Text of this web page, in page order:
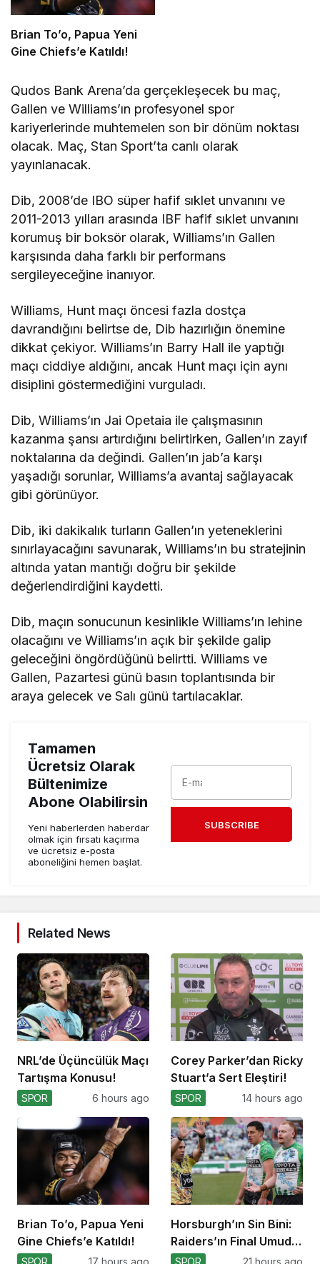
Brian To’o, Papua Yeni
Gine Chiefs’e Katıldı!
Qudos Bank Arena’da gerçekleşecek bu maç,
Gallen ve Williams’ın profesyonel spor
kariyerlerinde muhtemelen son bir dönüm noktası
olacak. Maç, Stan Sport’ta canlı olarak
yayınlanacak.
Dib, 2008’de IBO süper hafif sıklet unvanını ve
2011-2013 yılları arasında IBF hafif sıklet unvanını
korumuş bir boksör olarak, Williams’ın Gallen
karşısında daha farklı bir performans
sergileyeceğine inanıyor.
Williams, Hunt maçı öncesi fazla dostça
davrandığını belirtse de, Dib hazırlığın önemine
dikkat çekiyor. Williams’ın Barry Hall ile yaptığı
maçı ciddiye aldığını, ancak Hunt maçı için aynı
disiplini göstermediğini vurguladı.
Dib, Williams’ın Jai Opetaia ile çalışmasının
kazanma şansı artırdığını belirtirken, Gallen’ın zayıf
noktalarına da değindi. Gallen’ın jab’a karşı
yaşadığı sorunlar, Williams’a avantaj sağlayacak
gibi görünüyor.
Dib, iki dakikalık turların Gallen’ın yeteneklerini
sınırlayacağını savunarak, Williams’ın bu stratejinin
altında yatan mantığı doğru bir şekilde
değerlendirdiğini kaydetti.
Dib, maçın sonucunun kesinlikle Williams’ın lehine
olacağını ve Williams’ın açık bir şekilde galip
geleceğini öngördüğünü belirtti. Williams ve
Gallen, Pazartesi günü basın toplantısında bir
araya gelecek ve Salı günü tartılacaklar.
Tamamen
Ücretsiz Olarak
Bültenimize
Abone Olabilirsin
Yeni haberlerden haberdar
olmak için fırsatı kaçırma
ve ücretsiz e-posta
aboneliğini hemen başlat.
SUBSCRIBE
Related News
NRL’de Üçüncülük Maçı
Tartışma Konusu!
SPOR 6 hours ago
Corey Parker’dan Ricky
Stuart’a Sert Eleştiri!
SPOR 14 hours ago
Brian To’o, Papua Yeni
Gine Chiefs’e Katıldı!
Horsburgh’ın Sin Bini:
Raiders’ın Final Umudu
Sona Erdi